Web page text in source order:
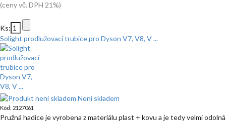
(ceny vč. DPH 21%)
Ks:
Solight prodlužovací trubice pro Dyson V7, V8, V ...
Není skladem
Kód: 2127061
Pružná hadice je vyrobena z materiálu plast + kovu a je tedy velmi